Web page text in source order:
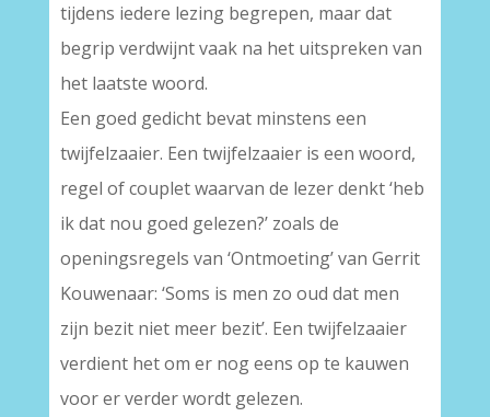
tijdens iedere lezing begrepen, maar dat
begrip verdwijnt vaak na het uitspreken van
het laatste woord.
Een goed gedicht bevat minstens een
twijfelzaaier. Een twijfelzaaier is een woord,
regel of couplet waarvan de lezer denkt ‘heb
ik dat nou goed gelezen?’ zoals de
openingsregels van ‘Ontmoeting’ van Gerrit
Kouwenaar: ‘Soms is men zo oud dat men
zijn bezit niet meer bezit’. Een twijfelzaaier
verdient het om er nog eens op te kauwen
voor er verder wordt gelezen.